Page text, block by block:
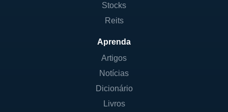
Stocks
Reits
Aprenda
Artigos
Notícias
Dicionário
Livros